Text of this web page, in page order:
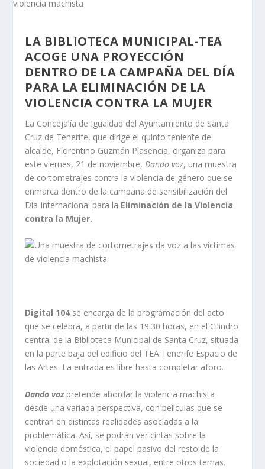
LA BIBLIOTECA MUNICIPAL-TEA
ACOGE UNA PROYECCIÓN
DENTRO DE LA CAMPAÑA DEL DÍA
PARA LA ELIMINACIÓN DE LA
VIOLENCIA CONTRA LA MUJER
La Concejalía de Igualdad del Ayuntamiento de Santa
Cruz de Tenerife, que dirige el quinto teniente de
alcalde, Florentino Guzmán Plasencia, organiza para
este viernes, 21 de noviembre,Dando voz, una muestra
de cortometrajes contra la violencia de género que se
enmarca dentro de la campaña de sensibilización del
Día Internacional para la Eliminación de la Violencia
contra la Mujer.
Digital 104se encarga de la programación del acto
que se celebra, a partir de las 19:30 horas, en el Cilindro
central de la Biblioteca Municipal de Santa Cruz, situada
en la parte baja del edificio del TEA Tenerife Espacio de
las Artes. La entrada es libre hasta completar aforo.
Dando voz pretende abordar la violencia machista
desde una variada perspectiva, con películas que se
centran en distintas realidades asociadas a la
problemática. Así, se podrán ver cintas sobre la
violencia doméstica, el papel pasivo del resto de la
sociedad o la explotación sexual, entre otros temas.